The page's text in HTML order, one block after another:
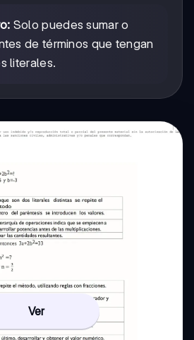
Solo puedes sumar o
de términos que tengan
literales.
Ver